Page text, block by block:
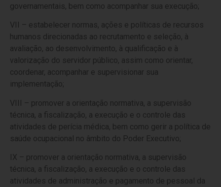
governamentais, bem como acompanhar sua execução;
VII – estabelecer normas, ações e políticas de recursos
humanos direcionadas ao recrutamento e seleção, à
avaliação, ao desenvolvimento, à qualificação e à
valorização do servidor público, assim como orientar,
coordenar, acompanhar e supervisionar sua
implementação;
VIII – promover a orientação normativa, a supervisão
técnica, a fiscalização, a execução e o controle das
atividades de perícia médica, bem como gerir a política de
saúde ocupacional no âmbito do Poder Executivo;
IX – promover a orientação normativa, a supervisão
técnica, a fiscalização, a execução e o controle das
atividades de administração e pagamento de pessoal da